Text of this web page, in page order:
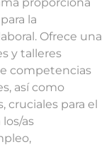
la
Ofrece una
y talleres
competencias
así como
cruciales para el
as